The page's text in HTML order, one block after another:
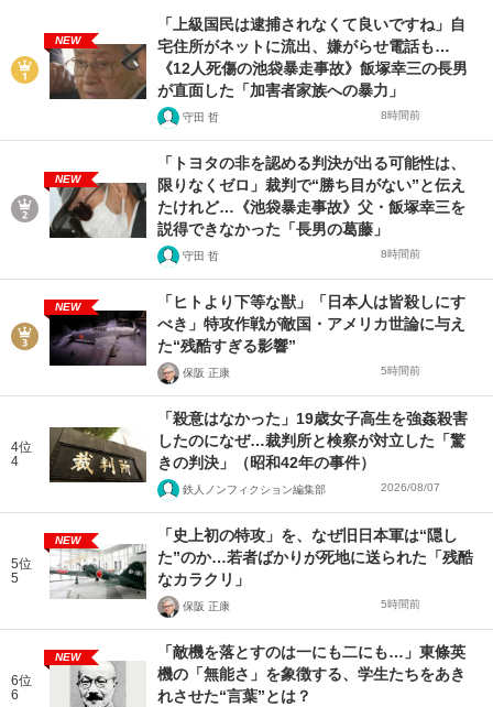
NEW
「上級国民は逮捕されなくて良いですね」自
宅住所がネットに流出、嫌がらせ電話も…
《12人死傷の池袋暴走事故》飯塚幸三の長男
が直面した「加害者家族への暴力」
守田 哲 8時間前
NEW
「トヨタの非を認める判決が出る可能性は、
限りなくゼロ」裁判で“勝ち目がない”と伝え
たけれど…《池袋暴走事故》父・飯塚幸三を
説得できなかった「長男の葛藤」
守田 哲 8時間前
NEW
「ヒトより下等な獣」「日本人は皆殺しにす
べき」特攻作戦が敵国・アメリカ世論に与え
た“残酷すぎる影響”
保阪 正康 5時間前
4位
4
「殺意はなかった」19歳女子高生を強姦殺害
したのになぜ…裁判所と検察が対立した「驚
きの判決」（昭和42年の事件）
鉄人ノンフィクション編集部 2026/08/07
5位
5
NEW
「史上初の特攻」を、なぜ旧日本軍は“隠し
た”のか…若者ばかりが死地に送られた「残酷
なカラクリ」
保阪 正康 5時間前
6位
6
NEW
「敵機を落とすのは一にも二にも…」東條英
機の「無能さ」を象徴する、学生たちをあき
れさせた“言葉”とは？